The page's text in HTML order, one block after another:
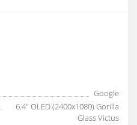
Google
6.4" OLED (2400x1080) Gorilla
Glass Victus